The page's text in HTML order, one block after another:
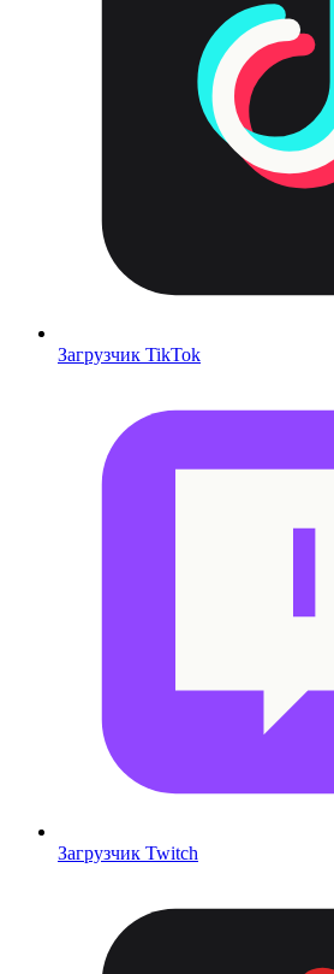
Загрузчик TikTok
Загрузчик Twitch